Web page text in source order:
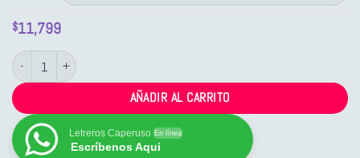
$29,968
$11,799
Letrero Fotoluminiscente Escaleras Salida Abajo Izquierda cantidad
AÑADIR AL CARRITO
Letreros Caperuso En línea
Escríbenos Aqui